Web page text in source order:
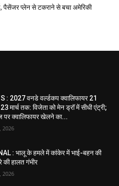
पैसेंजर प्लेन से टकराने से बचा अमेरिकी
: 2027 वनडे वर्ल्डकप क्वालिफायर 21
मार्च तक: विजेता को मेन ड्रॉ में सीधी एंट्री;
पर क्वालिफायर खेलने का...
2026
: भालू के हमले में कांकेर में भाई-बहन की
की हालत गंभीर
2026